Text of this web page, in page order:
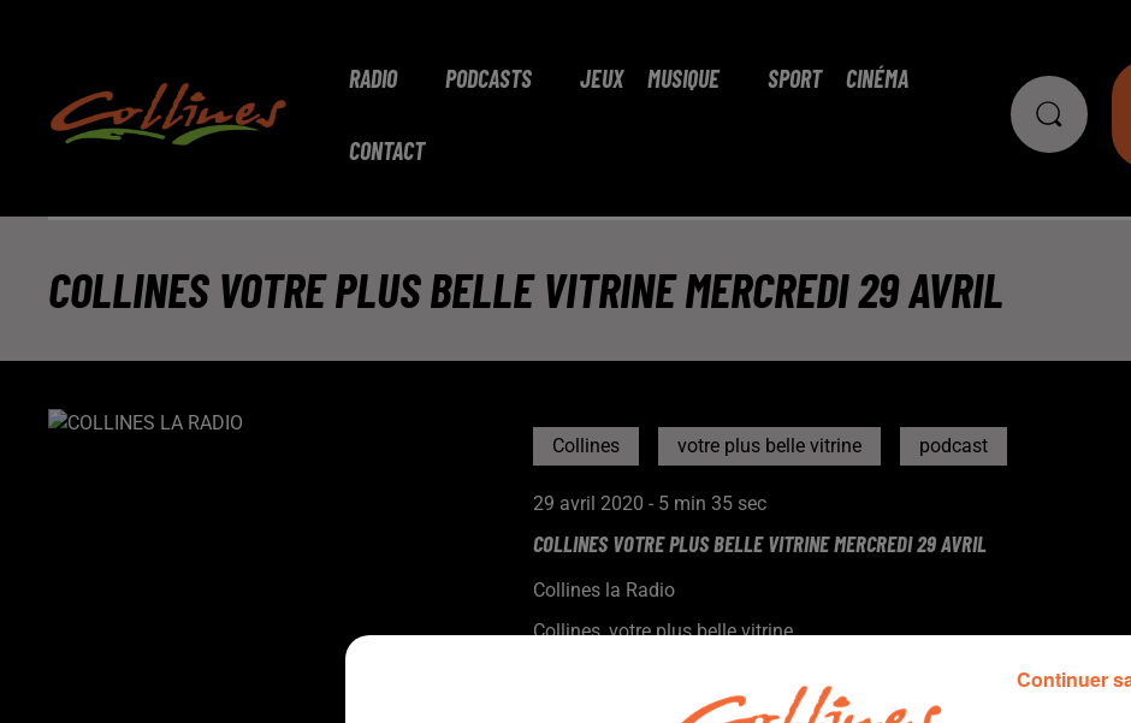
RADIO PODCASTS JEUX MUSIQUE SPORT CINÉMA
CONTACT
COLLINES VOTRE PLUS BELLE VITRINE MERCREDI 29 AVRIL
Collines votre plus belle vitrine podcast
29 avril 2020 - 5 min 35 sec
COLLINES VOTRE PLUS BELLE VITRINE MERCREDI 29 AVRIL
Collines la Radio
Collines, votre plus belle vitrine
Patrick Puaud gérant de la Maison de la presse de Moncoutant
Continuer